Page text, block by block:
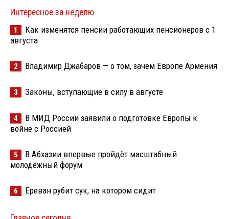
Интересное за неделю
1
Как изменятся пенсии работающих пенсионеров с 1
августа
2 Владимир Джабаров — о том, зачем Европе Армения
3 Законы, вступающие в силу в августе
4
В МИД России заявили о подготовке Европы к
войне с Россией
5
В Абхазии впервые пройдёт масштабный
молодёжный форум
6 Ереван рубит сук, на котором сидит